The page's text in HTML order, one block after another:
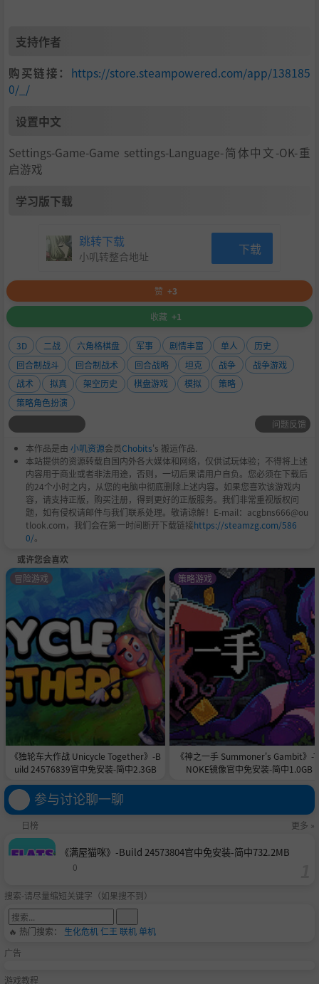
游戏特点
让自己融入历史
体验剧情驱动的游戏过程，游戏中的行动穿插有大量历史人
物的对话，他们的对话会被你的行为影响。在行动前后观看
过场动画，深入体验1943年-1946年的事件。
选择军队的编制，获得新单位、升级或解散落后的单位。游
戏中有10种单位类型，每种都包含大量单位。
更新你的单位
有新的单位可用时，马上获得它们。随着战役推进，你会在
符合历史的时间点获得更先进的单位。
为每次行动选择最好的装备
确保你的部队装备了下一场战斗所需的所有必需品。所有单
位都能装备大量单位和载具。
训练你的部队并为其选择技能
监督部队作战，获得经验，为它们选择最符合你战略战术的
技能。
指派英雄
指派英雄到指定的单位，获得特殊技能，所有的英雄都是历
史人物。
在每次行动之前学习新的指挥部技能，用新学的知识影响战
场。
支持作者
购买链接： https://store.steampowered.com/app/138185
0/_/
设置中文
Settings-Game-Game settings-Language-简体中文-OK-重
启游戏
学习版下载
跳转下载
小叽转整合地址 下载
赞 +3
收藏 +1
3D 二战 六角格棋盘 军事 剧情丰富 单人
历史
回合制战斗
回合制战术 回合战略 坦克 战争
战争游戏
战术
拟真 架空历史 棋盘游戏 模拟
策略
策略角色扮演
问题反馈
本作品是由 小叽资源会员Chobits's 搬运作品.
本站提供的资源转载自国内外各大媒体和网络，仅供试玩体验；不得将上述
内容用于商业或者非法用途，否则，一切后果请用户自负。您必须在下载后
的24个小时之内，从您的电脑中彻底删除上述内容。如果您喜欢该游戏内
容，请支持正版，购买注册，得到更好的正版服务。我们非常重视版权问
题，如有侵权请邮件与我们联系处理。敬请谅解！E-mail：acgbns666@ou
tlook.com，我们会在第一时间断开下载链接https://steamzg.com/586
0/。
或许您会喜欢
《独轮车大作战 Unicycle Together》-B
uild 24576839官中免安装-简中2.3GB
冒险游戏
《神之一手 Summoner's Gambit》-
NOKE镜像官中免安装-简中1.0GB
策略游戏
参与讨论聊一聊
日榜 更多 »
《满屋猫咪》-Build 24573804官中免安装-简中732.2MB
0
搜索-请尽量缩短关键字（如果搜不到）
🔥 热门搜索： 生化危机仁王联机单机
广告
游戏教程